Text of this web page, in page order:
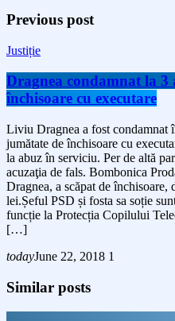
Previous post
Justiție
Dragnea condamnat la 3
închisoare cu executare
Liviu Dragnea a fost condamnat
jumătate de închisoare cu
la abuz în serviciu. Per de altă
acuzaţia de fals. Bombonica
Dragnea, a scăpat de
lei.Șeful PSD și fosta sa soție
funcție la Protecția Copilului
[…]
todayJune 22, 2018 1
Similar posts